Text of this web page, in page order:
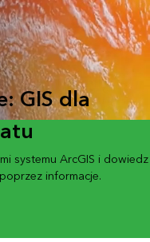
GIS dla
systemu ArcGIS i dowiedz
informacje.